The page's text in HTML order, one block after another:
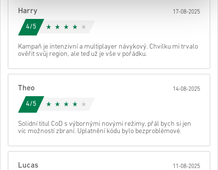
kódu.
Harry 17-08-2025
4/5
Kampaň je intenzivní a multiplayer návykový. Chvilku mi trvalo
ověřit svůj region, ale teď už je vše v pořádku.
Theo 14-08-2025
4/5
Solidní titul CoD s výbornými novými režimy, přál bych si jen
víc možností zbraní. Uplatnění kódu bylo bezproblémové.
Lucas 11-08-2025